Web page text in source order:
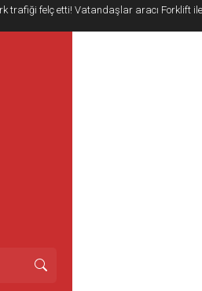
trafiği felç etti! Vatandaşlar aracı Forklift